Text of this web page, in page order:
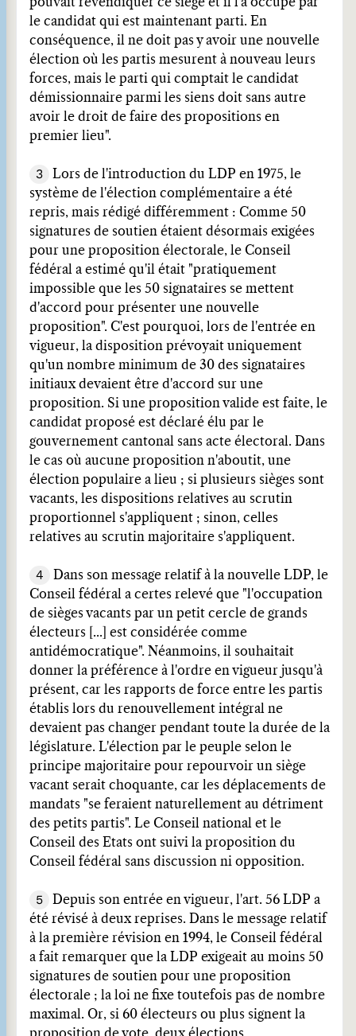
le candidat qui est maintenant parti. En
conséquence, il ne doit pas y avoir une nouvelle
élection où les partis mesurent à nouveau leurs
forces, mais le parti qui comptait le candidat
démissionnaire parmi les siens doit sans autre
avoir le droit de faire des propositions en
premier lieu".
3
Lors de l'introduction du LDP en 1975, le
système de l'élection complémentaire a été
repris, mais rédigé différemment : Comme 50
signatures de soutien étaient désormais exigées
pour une proposition électorale, le Conseil
fédéral a estimé qu'il était "pratiquement
impossible que les 50 signataires se mettent
d'accord pour présenter une nouvelle
proposition". C'est pourquoi, lors de l'entrée en
vigueur, la disposition prévoyait uniquement
qu'un nombre minimum de 30 des signataires
initiaux devaient être d'accord sur une
proposition. Si une proposition valide est faite, le
candidat proposé est déclaré élu par le
gouvernement cantonal sans acte électoral. Dans
le cas où aucune proposition n'aboutit, une
élection populaire a lieu ; si plusieurs sièges sont
vacants, les dispositions relatives au scrutin
proportionnel s'appliquent ; sinon, celles
relatives au scrutin majoritaire s'appliquent.
4
Dans son message relatif à la nouvelle LDP, le
Conseil fédéral a certes relevé que "l'occupation
de sièges vacants par un petit cercle de grands
électeurs [...] est considérée comme
antidémocratique". Néanmoins, il souhaitait
donner la préférence à l'ordre en vigueur jusqu'à
présent, car les rapports de force entre les partis
établis lors du renouvellement intégral ne
devaient pas changer pendant toute la durée de la
législature. L'élection par le peuple selon le
principe majoritaire pour repourvoir un siège
vacant serait choquante, car les déplacements de
mandats "se feraient naturellement au détriment
des petits partis". Le Conseil national et le
Conseil des Etats ont suivi la proposition du
Conseil fédéral sans discussion ni opposition.
5
Depuis son entrée en vigueur, l'art. 56 LDP a
été révisé à deux reprises. Dans le message relatif
à la première révision en 1994, le Conseil fédéral
a fait remarquer que la LDP exigeait au moins 50
signatures de soutien pour une proposition
électorale ; la loi ne fixe toutefois pas de nombre
maximal. Or, si 60 électeurs ou plus signent la